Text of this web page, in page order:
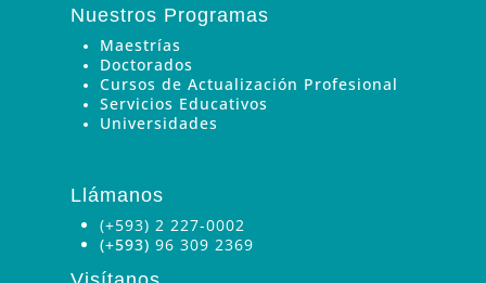
Nuestros Programas
Maestrías
Doctorados
Cursos de Actualización Profesional
Servicios Educativos
Universidades
Llámanos
(+593) 2 227-0002
(+593) 96 309 2369